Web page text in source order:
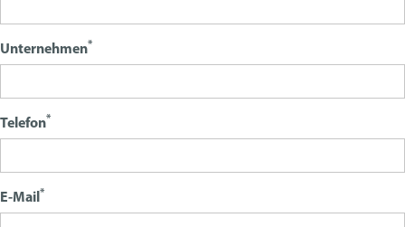
Unternehmen*
Telefon*
E-Mail*